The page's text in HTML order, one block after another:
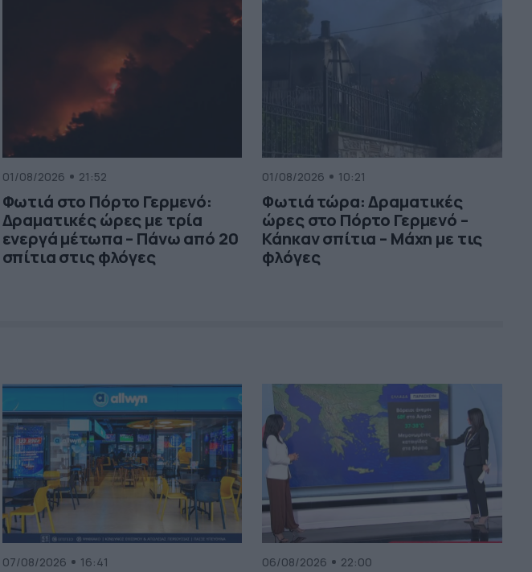
01/08/2026 21:52
Φωτιά στο Πόρτο Γερμενό:
Δραματικές ώρες με τρία
ενεργά μέτωπα – Πάνω από 20
σπίτια στις φλόγες
01/08/2026 10:21
Φωτιά τώρα: Δραματικές
ώρες στο Πόρτο Γερμενό –
Κάηκαν σπίτια – Μάχη με τις
φλόγες
07/08/2026 16:41 06/08/2026 22:00